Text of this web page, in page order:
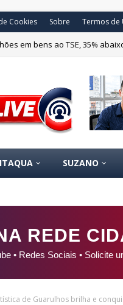
Cookies Sobre Termos de
em bens ao TSE, 35%
ITAQUA SUZANO
REDE
• Redes Sociais • Solicite
de Guarulhos brilha e